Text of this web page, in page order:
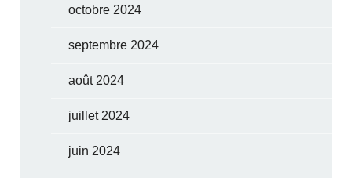
octobre 2024
septembre 2024
août 2024
juillet 2024
juin 2024